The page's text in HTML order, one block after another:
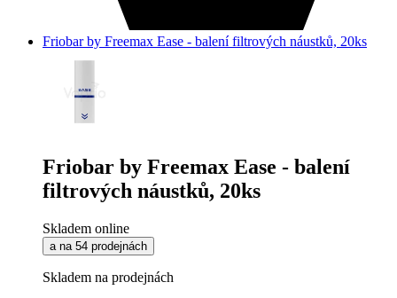
Friobar by Freemax Ease - balení filtrových náustků, 20ks
Friobar by Freemax Ease - balení
filtrových náustků, 20ks
Skladem online
a na 54 prodejnách
Skladem na prodejnách